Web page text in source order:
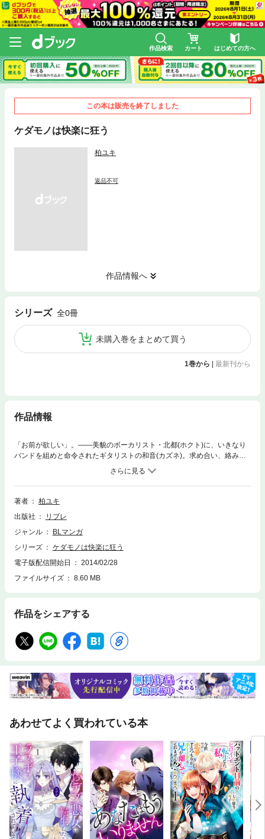
作品検索 カート はじめての方へ
この本は販売を終了しました
ケダモノは快楽に狂う
柏ユキ
返品不可
作品情報へ
シリーズ 全0冊
未購入巻をまとめて買う
1巻から 最新刊から
作品情報
「お前が欲しい」。——美貌のボーカリスト・北都(ホクト)に、いきなり
バンドを組めと命令されたギタリストの和音(カズネ)。求め合い、絡みつ
き、抗うこともできない快楽の底へお前と二人堕ちていけるなら…。S攻
めボーカリスト×ツン受けギタリストの淫らなセッション!
著者
柏ユキ
出版社
リブレ
ジャンル
BLマンガ
シリーズ
ケダモノは快楽に狂う
電子版配信開始日
2014/02/28
ファイルサイズ
8.60 MB
作品をシェアする
あわせてよく買われている本